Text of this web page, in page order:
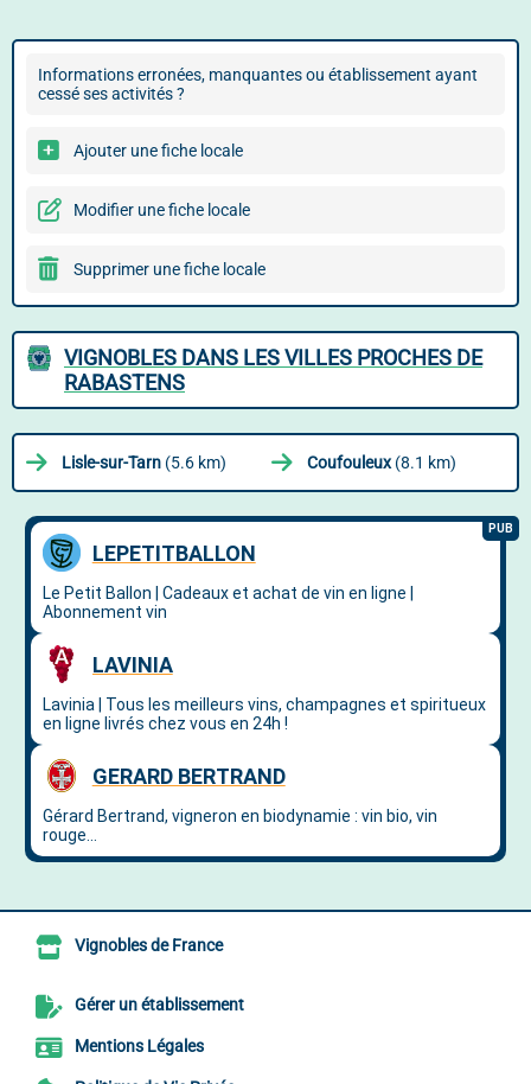
Informations erronées, manquantes ou établissement ayant
cessé ses activités ?
Ajouter une fiche locale
Modifier une fiche locale
Supprimer une fiche locale
VIGNOBLES DANS LES VILLES PROCHES DE
RABASTENS
Lisle-sur-Tarn (5.6 km) Coufouleux(8.1 km)
Vignobles de France
Gérer un établissement
Mentions Légales